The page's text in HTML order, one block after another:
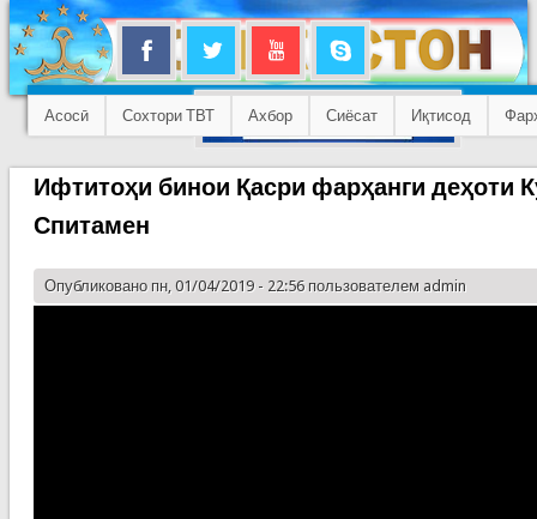
Асосӣ Сохтори ТВТ Ахбор Сиёсат Иқтисод
Ифтитоҳи бинои Қасри фарҳанги деҳоти
Спитамен
Опубликовано пн, 01/04/2019 - 22:56 пользователем admin